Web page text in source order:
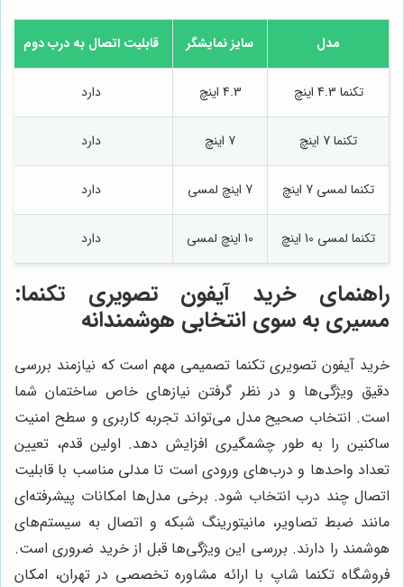
مدل سایز نمایشگر قابلیت اتصال به درب دوم
تکنما 4.3 اینچ 4.3 اینچ دارد
تکنما 7 اینچ 7 اینچ دارد
تکنما لمسی 7 اینچ 7 اینچ لمسی دارد
تکنما لمسی 10 اینچ 10 اینچ لمسی دارد
راهنمای خرید آیفون تصویری تکنما:
مسیری به سوی انتخابی هوشمندانه
خرید آیفون تصویری تکنما تصمیمی مهم است که نیازمند بررسی
دقیق ویژگی‌ها و در نظر گرفتن نیازهای خاص ساختمان شما
است. انتخاب صحیح مدل می‌تواند تجربه کاربری و سطح امنیت
ساکنین را به طور چشمگیری افزایش دهد. اولین قدم، تعیین
تعداد واحدها و درب‌های ورودی است تا مدلی مناسب با قابلیت
اتصال چند درب انتخاب شود. برخی مدل‌ها امکانات پیشرفته‌ای
مانند ضبط تصاویر، مانیتورینگ شبکه و اتصال به سیستم‌های
هوشمند را دارند. بررسی این ویژگی‌ها قبل از خرید ضروری است.
فروشگاه تکنما شاپ با ارائه مشاوره تخصصی در تهران، امکان